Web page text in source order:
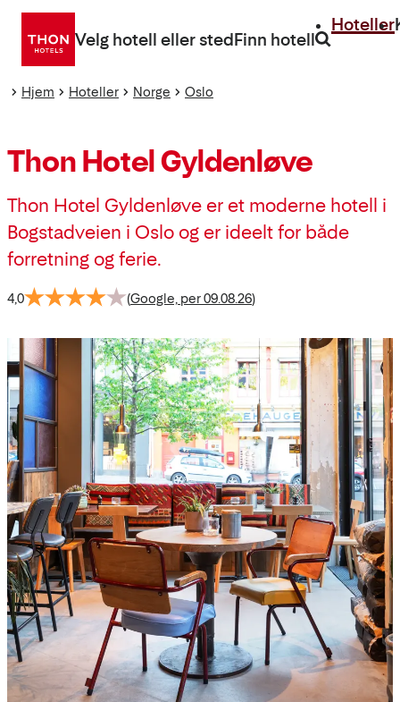
Gå
direkte
Velg hotell eller stedFinn hotell
Hoteller
Hjem Hoteller Norge Oslo
Thon Hotel Gyldenløve
Thon Hotel Gyldenløve er et moderne hotell i
Bogstadveien i Oslo og er ideelt for både
forretning og ferie.
4,0 (Google, per 09.08.26)